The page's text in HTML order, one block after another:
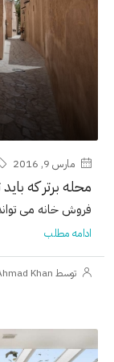
مارس 9, 2016
محله برتر که
فروش خانه می
ادامه مطلب
توسط Ahmad Khan